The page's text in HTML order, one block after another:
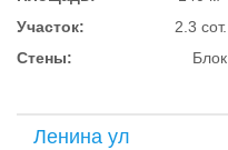
Участок:
2.3 сот.
Стены:
Блок
Ленина ул